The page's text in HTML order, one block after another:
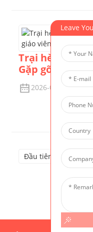
Trại hè CIS |
Gặp gỡ các
2026-06-15
Đầu tiên Trước
tiếp
Leave